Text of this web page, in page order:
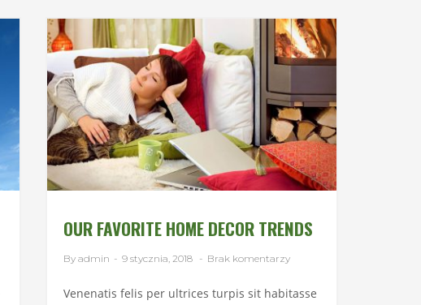
OUR FAVORITE HOME DECOR TRENDS
By admin - 9 stycznia, 2018 - Brak komentarzy
Venenatis felis per ultrices turpis sit habitasse